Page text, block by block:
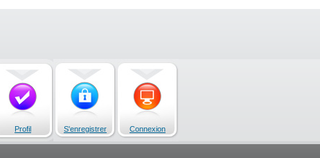
Profil S'enregistrer Connexion